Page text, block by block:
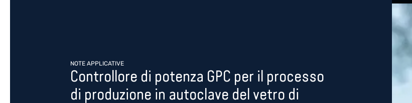
NOTE APPLICATIVE
Controllore di potenza GPC per il processo
di produzione in autoclave del vetro di